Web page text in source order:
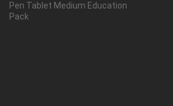
Pen Tablet Medium Education
Pack